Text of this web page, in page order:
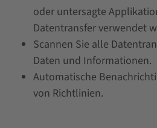
oder untersagte
Datentransfer verwendet
Scannen Sie alle
Daten und Informationen.
Automatische
von Richtlinien.